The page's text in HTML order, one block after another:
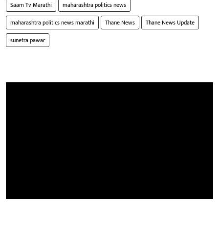
Saam Tv Marathi
maharashtra politics news
maharashtra politics news marathi
Thane News
Thane News Update
sunetra pawar